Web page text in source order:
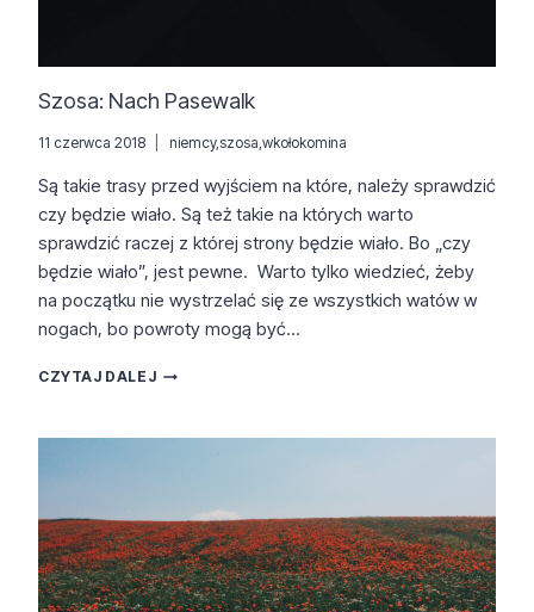
Szosa: Nach Pasewalk
11 czerwca 2018 niemcy,szosa,wkołokomina
Są takie trasy przed wyjściem na które, należy sprawdzić
czy będzie wiało. Są też takie na których warto
sprawdzić raczej z której strony będzie wiało. Bo „czy
będzie wiało”, jest pewne. Warto tylko wiedzieć, żeby
na początku nie wystrzelać się ze wszystkich watów w
nogach, bo powroty mogą być…
CZYTAJ DALEJSZOSA: